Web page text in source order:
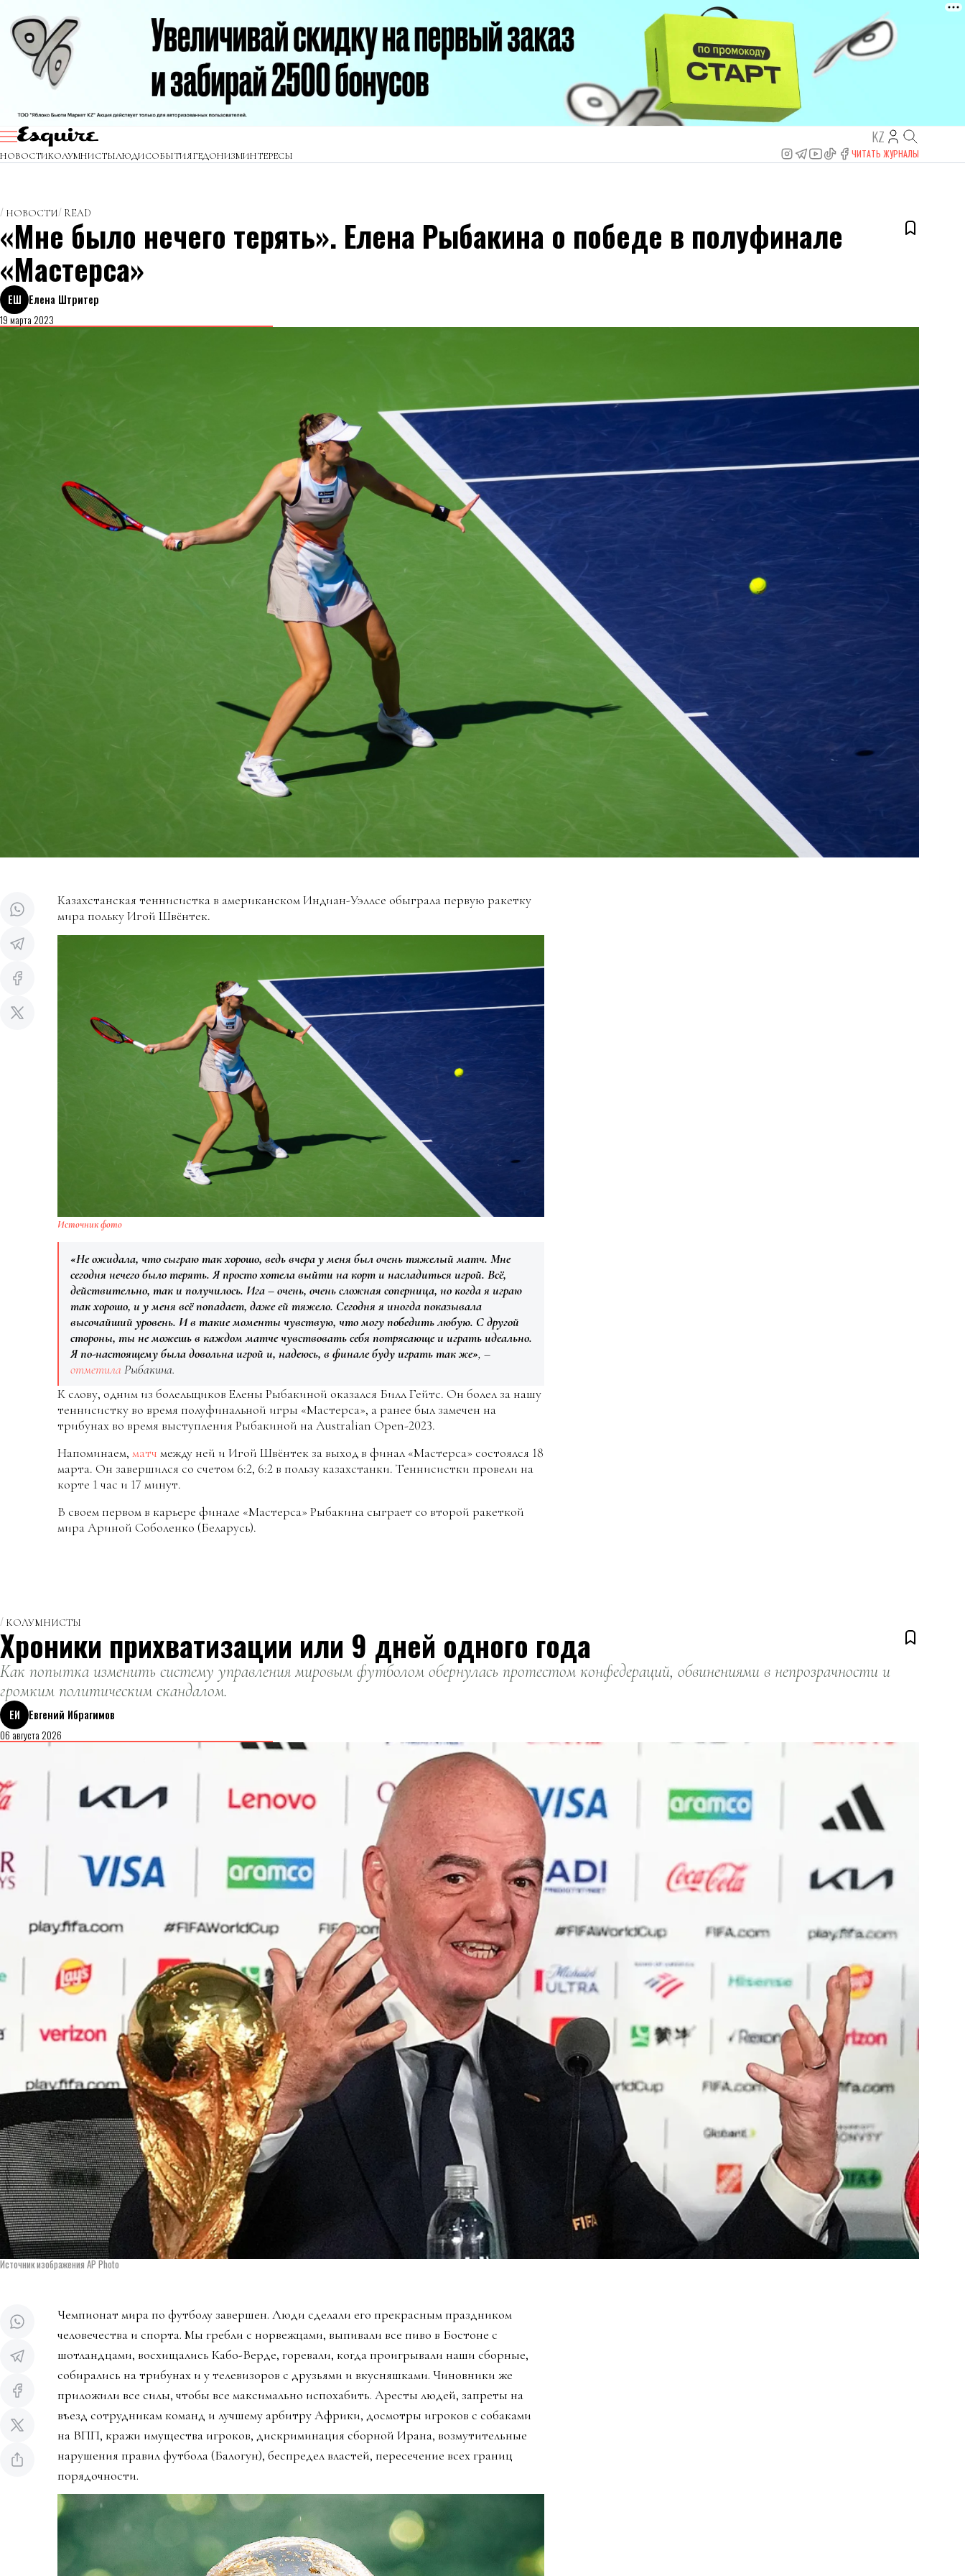
KZ
НОВОСТИКОЛУМНИСТЫЛЮДИСОБЫТИЯГЕДОНИЗМИНТЕРЕСЫ ЧИТАТЬ ЖУРНАЛЫ
НОВОСТИ READ
«Мне было нечего терять». Елена Рыбакина о победе в полуфинале
«Мастерса»
ЕШ Елена Штритер
19 марта 2023
Казахстанская теннисистка в американском Индиан-Уэллсе обыграла первую ракетку
мира польку Игой Швёнтек.
Источник фото
«Не ожидала, что сыграю так хорошо, ведь вчера у меня был очень тяжелый матч. Мне
сегодня нечего было терять. Я просто хотела выйти на корт и насладиться игрой. Всё,
действительно, так и получилось. Ига – очень, очень сложная соперница, но когда я играю
так хорошо, и у меня всё попадает, даже ей тяжело. Сегодня я иногда показывала
высочайший уровень. И в такие моменты чувствую, что могу победить любую. С другой
стороны, ты не можешь в каждом матче чувствовать себя потрясающе и играть идеально.
Я по-настоящему была довольна игрой и, надеюсь, в финале буду играть так же», –
отметила Рыбакина.
К слову, одним из болельщиков Елены Рыбакиной оказался Билл Гейтс. Он болел за нашу
теннисистку во время полуфинальной игры «Мастерса», а ранее был замечен на
трибунах во время выступления Рыбакиной на Australian Open-2023.
Напоминаем, матч между ней и Игой Швёнтек за выход в финал «Мастерса» состоялся 18
марта. Он завершился со счетом 6:2, 6:2 в пользу казахстанки. Теннисистки провели на
корте 1 час и 17 минут.
В своем первом в карьере финале «Мастерса» Рыбакина сыграет со второй ракеткой
мира Ариной Соболенко (Беларусь).
КОЛУМНИСТЫ
Хроники прихватизации или 9 дней одного года
Как попытка изменить систему управления мировым футболом обернулась протестом конфедераций, обвинениями в непрозрачности и
громким политическим скандалом.
ЕИ
Евгений Ибрагимов
06 августа 2026
Источник изображения AP Photo
Чемпионат мира по футболу завершен. Люди сделали его прекрасным праздником
человечества и спорта. Мы гребли с норвежцами, выпивали все пиво в Бостоне с
шотландцами, восхищались Кабо-Верде, горевали, когда проигрывали наши сборные,
собирались на трибунах и у телевизоров с друзьями и вкусняшками. Чиновники же
приложили все силы, чтобы все максимально испохабить. Аресты людей, запреты на
въезд сотрудникам команд и лучшему арбитру Африки, досмотры игроков с собаками
на ВПП, кражи имущества игроков, дискриминация сборной Ирана, возмутительные
нарушения правил футбола (Балогун), беспредел властей, пересечение всех границ
порядочности.